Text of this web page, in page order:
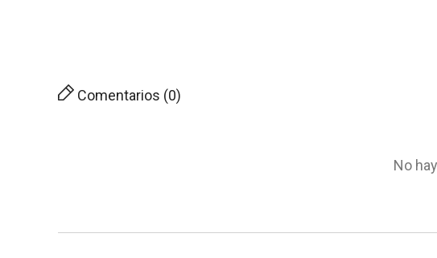
Comentarios (0)
No